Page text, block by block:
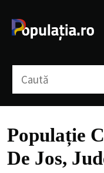
conținut
Populație
De Jos,